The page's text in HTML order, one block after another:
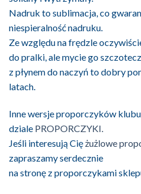
Nadruk to sublimacja, co
niespieralność nadruku.
Ze względu na frędzle
do pralki, ale mycie go
z płynem do naczyń to dobry
latach.
Inne wersje proporczyków
dziale PROPORCZYKI.
Jeśli interesują Ciężużlowe
zapraszamy serdecznie
na stronę z proporczykami